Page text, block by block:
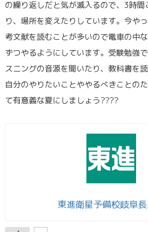
の繰り返しだと気が滅入るので、3時
り、場所を変えたりしています。今や
考文献を読むことが多いので電車の中
ずつやるようにしています。受験勉強
スニングの音源を聞いたり、教科書を読
自分のやりたいことややるべきことの
て有意義な夏にしましょう????
東進衛星予備校岐阜